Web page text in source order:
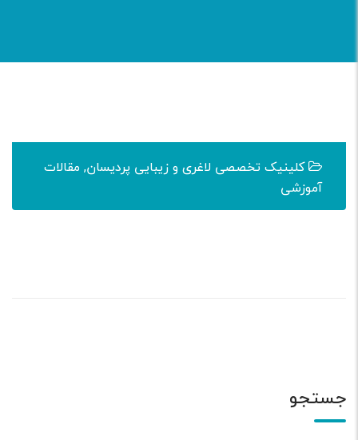
کلینیک تخصصی لاغری و زیبایی پردیسان, مقالات
آموزشی
جستجو